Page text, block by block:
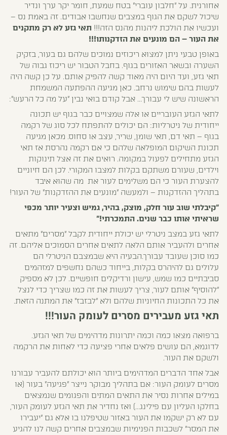
אחורנית. על "חלבון עוברי" בטח שמעת, חומר יקר ערך ונדיר
שיכול לשקם את הגוף במצבים שנחשבו אבודים. זה באמת נס –
ועכשיו את הולכת ליהנות מהנס הזה!!! תאי גזע לא רק מתקנים
את העור – הם מונעים את הזדקנותו!!!
באופן טבעי ניתן למצוא ריכוזים נמוכים שלהם גם בעור, בזקיק
השערה ובשאר האזורים בגוף. בחבל הטבור יש ריכוז גבוה של
תאי גזע, ועד היום היה מאוד קשה להפיק אותם. על כן קשה היה
לעשות בהם שימוש נרחב. כאן מגיעה ההפתעה המשמחת
הראשונה שיש לי עבורך… אבל קודם בואי נבין "על מה כל הרעש":
לתאי הגזע העובריים או אלה שמצויים כבר בגוף יש תכונה
ייחודית של ניטרליות: הם יכולים להתפתח לכל סוג של רקמה
בגוף – תאי דם, תאי שומן, שריר, עצב או סחוס. מכאן מגיעה
תכונת השיקום המופלאה שלהם כי אם רקמה נהרסת אז תאי
הגזע מתחילים לפעול במקומה. רואים את זה אצל תינוקות
וילדים, שעורם משתקם בקלות למצבו המקורי. לכן הם חיוניים
להצערת העור כי הם משלימים לעור את מה שהוא איבד
בתהליך ההזדקנות – ולמעשה "מונעים את ההזדקנות" של העור!
"קיבלתי שוב עור חלק, מוצק, בהיר, גמיש וצעיר יותר מכפי
שראיתי אותו כבר שנים. התמכרתי!"
לתאי גזע במצב ניטרלי יש יכולת ייחודית לקבל "מסרים" מתאים
אחרים ולהעביר אותם הלאה לתאים אחרים הסמוכים אליהם. זה
כמו סוכן שעובד עבורך.הבעיה היא שבמצבם הניטרלי הם
עלולים גם להיהרס בקלות, בייחוד כשהם נחשפים למזהמים
סביבתיים כמו שמש, עישון ורדיקלים חופשיים. לכן לא מספיק
"להוסיף" אותם לעור, צריך לעשות את זה כמו שצריך כדי לנצל
את כל התכונות החיוניות שלהם ולא "לבזבז" את המתנה הזאת.
תאי גזע מעבירים מסרים לעומק העור!!!
ברפואה מצאו כמה וכמה יתרונות מדהימים של תאי הגזע.
לדוגמא, הם עושים פלאים אחרי פציעה כדי לאחות את הרקמה
ולשקם את העור.
אבל אחד הדברים המדהימים ביותר הוא יכולתם להעביר עבורנו
מסרים לעומק העור: אם בתהליך מבוקר נייצר "פגיעה" בעור (או
במילים אחרות נסיר את התאים המתים והפגומים שנמצאים
בחלקו העליון עם פילינג…) ואז נחדיר את תאי הגזע לעומק העור,
עם לא רק ישקמו את העור באזור שטיפלנו בו אלא גם "יעבירו
את המסר" לשכבות הפנימיות שבמצבים אחרים קשה לנו להגיע